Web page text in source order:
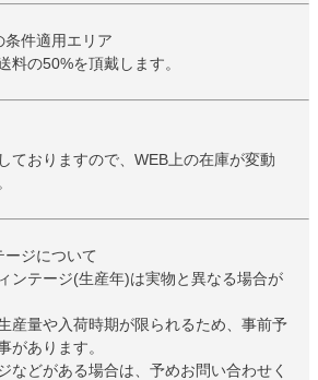
件適用エリア
料の50%を頂戴します。
ておりますので、WEB上の在庫が変動
ジについて
ンテージ(生産年)は実物と異なる場合が
産量や入荷時期が限られるため、事前予
があります。
などがある場合は、予めお問い合わせく